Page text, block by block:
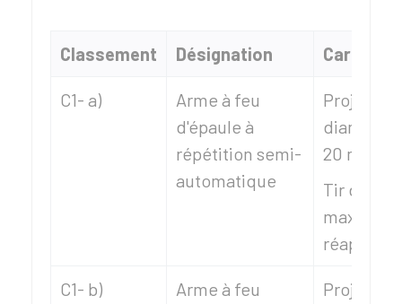
Classement Désignation
C1- a)
Arme à feu
d'épaule à
répétition semi-
automatique
diamètre
20 mm
Tir de 3
C1- b)
Arme à feu